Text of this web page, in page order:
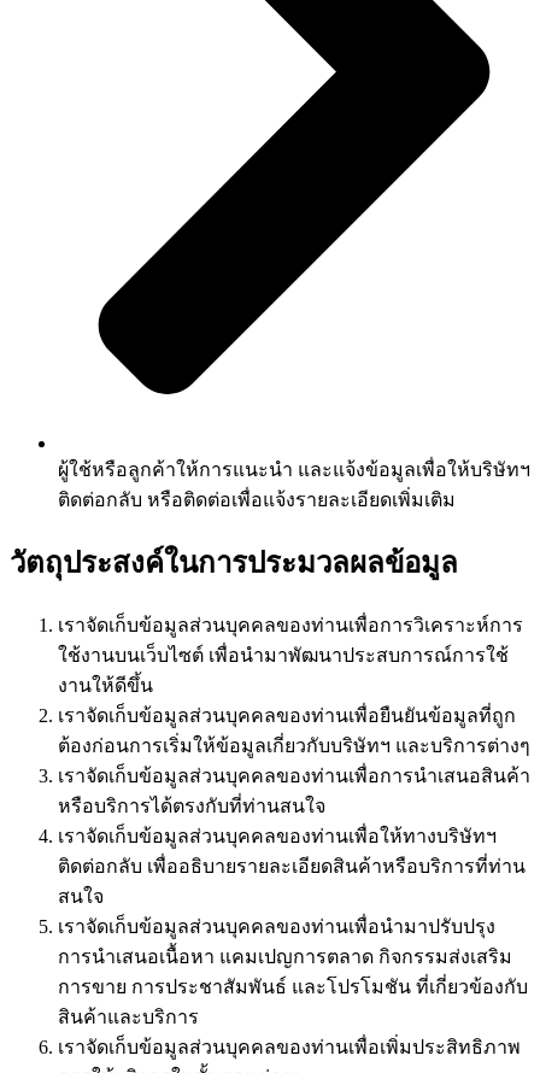
ผู้ใช้หรือลูกค้าให้การแนะนำ และแจ้งข้อมูลเพื่อให้บริษัทฯ
ติดต่อกลับ หรือติดต่อเพื่อแจ้งรายละเอียดเพิ่มเติม
วัตถุประสงค์ในการประมวลผลข้อมูล
เราจัดเก็บข้อมูลส่วนบุคคลของท่านเพื่อการวิเคราะห์การ
ใช้งานบนเว็บไซต์ เพื่อนำมาพัฒนาประสบการณ์การใช้
งานให้ดีขึ้น
เราจัดเก็บข้อมูลส่วนบุคคลของท่านเพื่อยืนยันข้อมูลที่ถูก
ต้องก่อนการเริ่มให้ข้อมูลเกี่ยวกับบริษัทฯ และบริการต่างๆ
เราจัดเก็บข้อมูลส่วนบุคคลของท่านเพื่อการนำเสนอสินค้า
หรือบริการได้ตรงกับที่ท่านสนใจ
เราจัดเก็บข้อมูลส่วนบุคคลของท่านเพื่อให้ทางบริษัทฯ
ติดต่อกลับ เพื่ออธิบายรายละเอียดสินค้าหรือบริการที่ท่าน
สนใจ
เราจัดเก็บข้อมูลส่วนบุคคลของท่านเพื่อนำมาปรับปรุง
การนำเสนอเนื้อหา แคมเปญการตลาด กิจกรรมส่งเสริม
การขาย การประชาสัมพันธ์ และโปรโมชัน ที่เกี่ยวข้องกับ
สินค้าและบริการ
เราจัดเก็บข้อมูลส่วนบุคคลของท่านเพื่อเพิ่มประสิทธิภาพ